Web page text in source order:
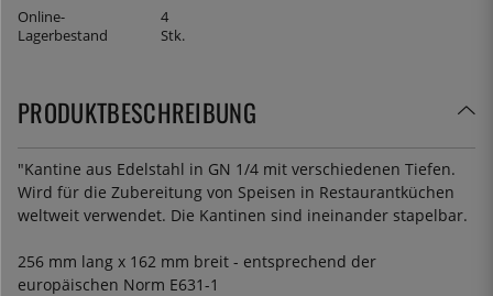
Online-
Lagerbestand
4
Stk.
PRODUKTBESCHREIBUNG
"Kantine aus Edelstahl in GN 1/4 mit verschiedenen Tiefen.
Wird für die Zubereitung von Speisen in Restaurantküchen
weltweit verwendet. Die Kantinen sind ineinander stapelbar.
256 mm lang x 162 mm breit - entsprechend der
europäischen Norm E631-1